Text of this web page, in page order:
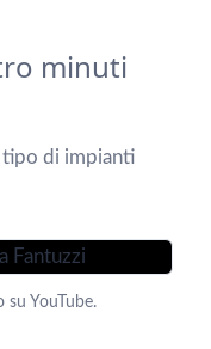
minuti
tipo di impianti
YouTube.